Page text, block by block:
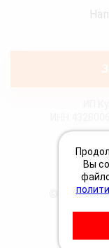
© 2026
Вы